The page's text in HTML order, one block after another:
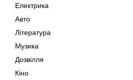
Електрика
Авто
Література
Музика
Дозвілля
Кіно